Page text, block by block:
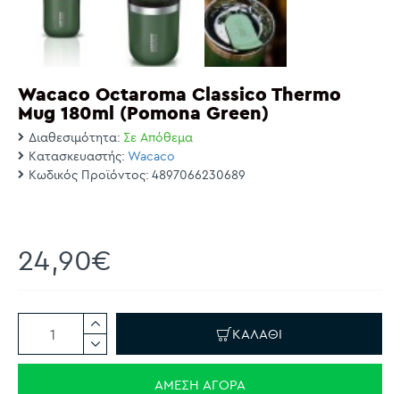
Wacaco Octaroma Classico Thermo
Mug 180ml (Pomona Green)
Διαθεσιμότητα: Σε Απόθεμα
Κατασκευαστής: Wacaco
Κωδικός Προϊόντος: 4897066230689
24,90€
ΚΑΛΆΘΙ
ΆΜΕΣΗ ΑΓΟΡΆ